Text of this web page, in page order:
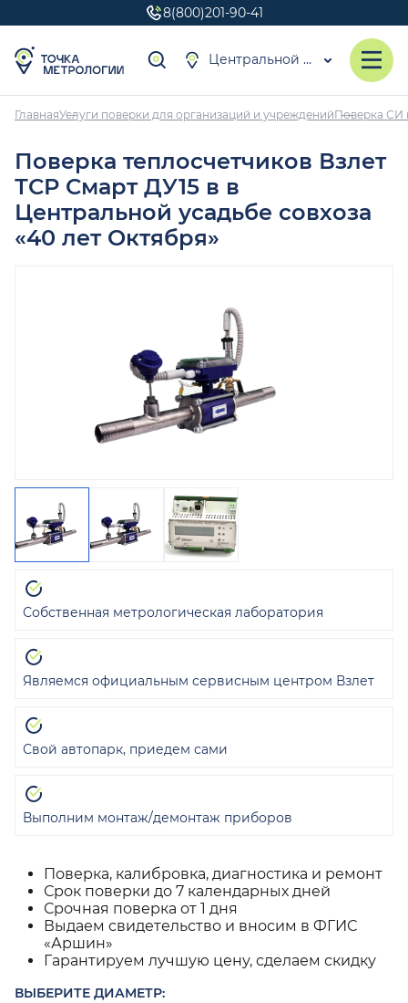
8(800)201-90-41
Центральной усадьбы совхоза «40 лет Октября»
ГлавнаяУслуги поверки для организаций и учрежденийПоверка СИ
Поверка теплосчетчиков Взлет
ТСР Смарт ДУ15 в в
Центральной усадьбе совхоза
«40 лет Октября»
Поверка, калибровка, диагностика и ремонт
Срок поверки до 7 календарных дней
Срочная поверка от 1 дня
Выдаем свидетельство и вносим в ФГИС
«Аршин»
Гарантируем лучшую цену, сделаем скидку
ВЫБЕРИТЕ ДИАМЕТР:
Собственная метрологическая лаборатория
Являемся официальным сервисным центром Взлет
Свой автопарк, приедем сами
Выполним монтаж/демонтаж приборов